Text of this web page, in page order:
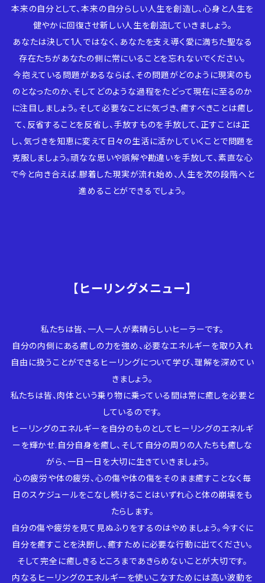
本来の自分として、本来の自分らしい人生を創造し、心身と人生を
健やかに回復させ新しい人生を創造していきましょう。
あなたは決して1人ではなく、あなたを支え導く愛に満ちた聖なる
存在たちがあなたの側に常にいることを忘れないでください。
今抱えている問題があるならば、その問題がどのように現実のも
のとなったのか、そしてどのような過程をたどって現在に至るのか
に注目しましょう。そして必要なことに気づき、癒すべきことは癒し
て、反省することを反省し、手放すものを手放して、正すことは正
し、気づきを知恵に変えて日々の生活に活かしていくことで問題を
克服しましょう。頑なな思いや誤解や勘違いを手放して、素直な心
で今と向き合えば.膠着した現実が流れ始め、人生を次の段階へと
進めることができるでしょう。
【ヒーリングメニュー】
私たちは皆、一人一人が素晴らしいヒーラーです。
自分の内側にある癒しの力を強め、必要なエネルギーを取り入れ
自由に扱うことができるヒーリングについて学び、理解を深めてい
きましょう。
私たちは皆、肉体という乗り物に乗っている間は常に癒しを必要と
しているのです。
ヒーリングのエネルギーを自分のものとしてヒーリングのエネルギ
ーを輝かせ.自分自身を癒し、そして自分の周りの人たちも癒しな
がら、一日一日を大切に生きていきましょう。
心の疲労や体の疲労、心の傷や体の傷をそのまま癒すことなく毎
日のスケジュールをこなし続けることはいずれ心と体の崩壊をも
たらします。
自分の傷や疲労を見て見ぬふりをするのはやめましょう。今すぐに
自分を癒すことを決断し、癒すために必要な行動に出てください。
そして完全に癒しきるところまであきらめないことが大切です。
内なるヒーリングのエネルギーを使いこなすためには高い波動を